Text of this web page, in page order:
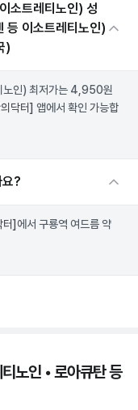
소트레티노인) 성
등 이소트레티노인)
)
노인) 최저가는 4,950원
닥터] 앱에서 확인 가능합
?
터] 에서 구룡역 여드름 약
노인 • 로아큐탄 등